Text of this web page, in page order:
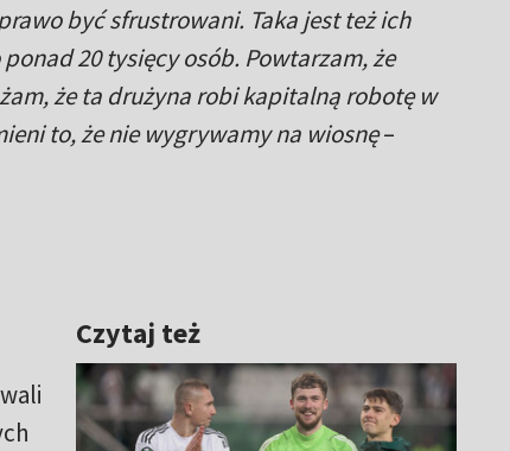
być sfrustrowani. Taka jest też ich
20 tysięcy osób. Powtarzam, że
że ta drużyna robi kapitalną robotę w
to, że nie wygrywamy na wiosnę–
Czytaj też